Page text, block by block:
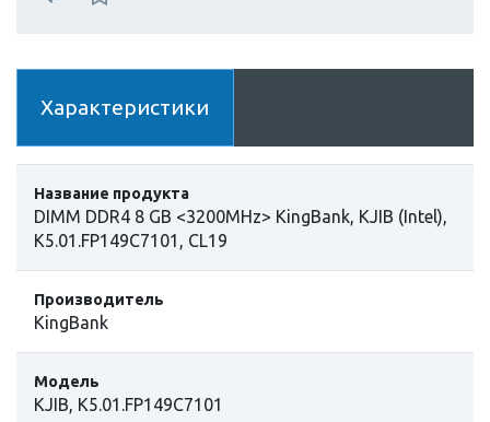
Характеристики
Название продукта
DIMM DDR4 8 GB <3200MHz> KingBank, KJIB (Intel),
K5.01.FP149C7101, CL19
Производитель
KingBank
Модель
KJIB, K5.01.FP149C7101